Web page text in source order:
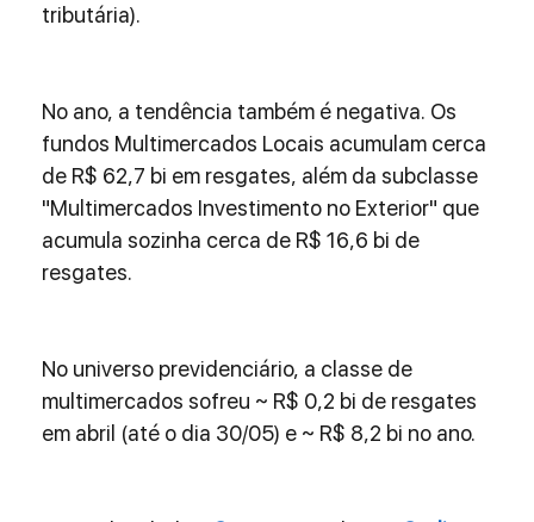
tributária).
No ano, a tendência também é negativa. Os
fundos Multimercados Locais acumulam cerca
de R$ 62,7 bi em resgates, além da subclasse
"Multimercados Investimento no Exterior" que
acumula sozinha cerca de R$ 16,6 bi de
resgates.
No universo previdenciário, a classe de
multimercados sofreu ~ R$ 0,2 bi de resgates
em abril (até o dia 30/05) e ~ R$ 8,2 bi no ano.